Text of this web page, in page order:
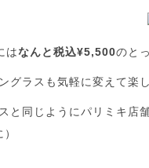
はなんと税込¥5,500のと
グラスも気軽に変えて楽
と同じようにパリミキ店